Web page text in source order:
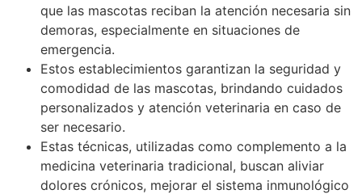
que las mascotas reciban la atención necesaria sin
demoras, especialmente en situaciones de
emergencia.
Estos establecimientos garantizan la seguridad y
comodidad de las mascotas, brindando cuidados
personalizados y atención veterinaria en caso de
ser necesario.
Estas técnicas, utilizadas como complemento a la
medicina veterinaria tradicional, buscan aliviar
dolores crónicos, mejorar el sistema inmunológico